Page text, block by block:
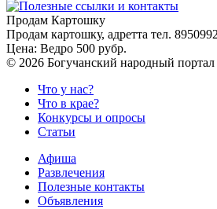
Продам Картошку
Продам картошку, адретта тел.
Цена: Ведро 500 рубр.
© 2026 Богучанский народный портал
Что у нас?
Что в крае?
Конкурсы и опросы
Статьи
Афиша
Развлечения
Полезные контакты
Объявления